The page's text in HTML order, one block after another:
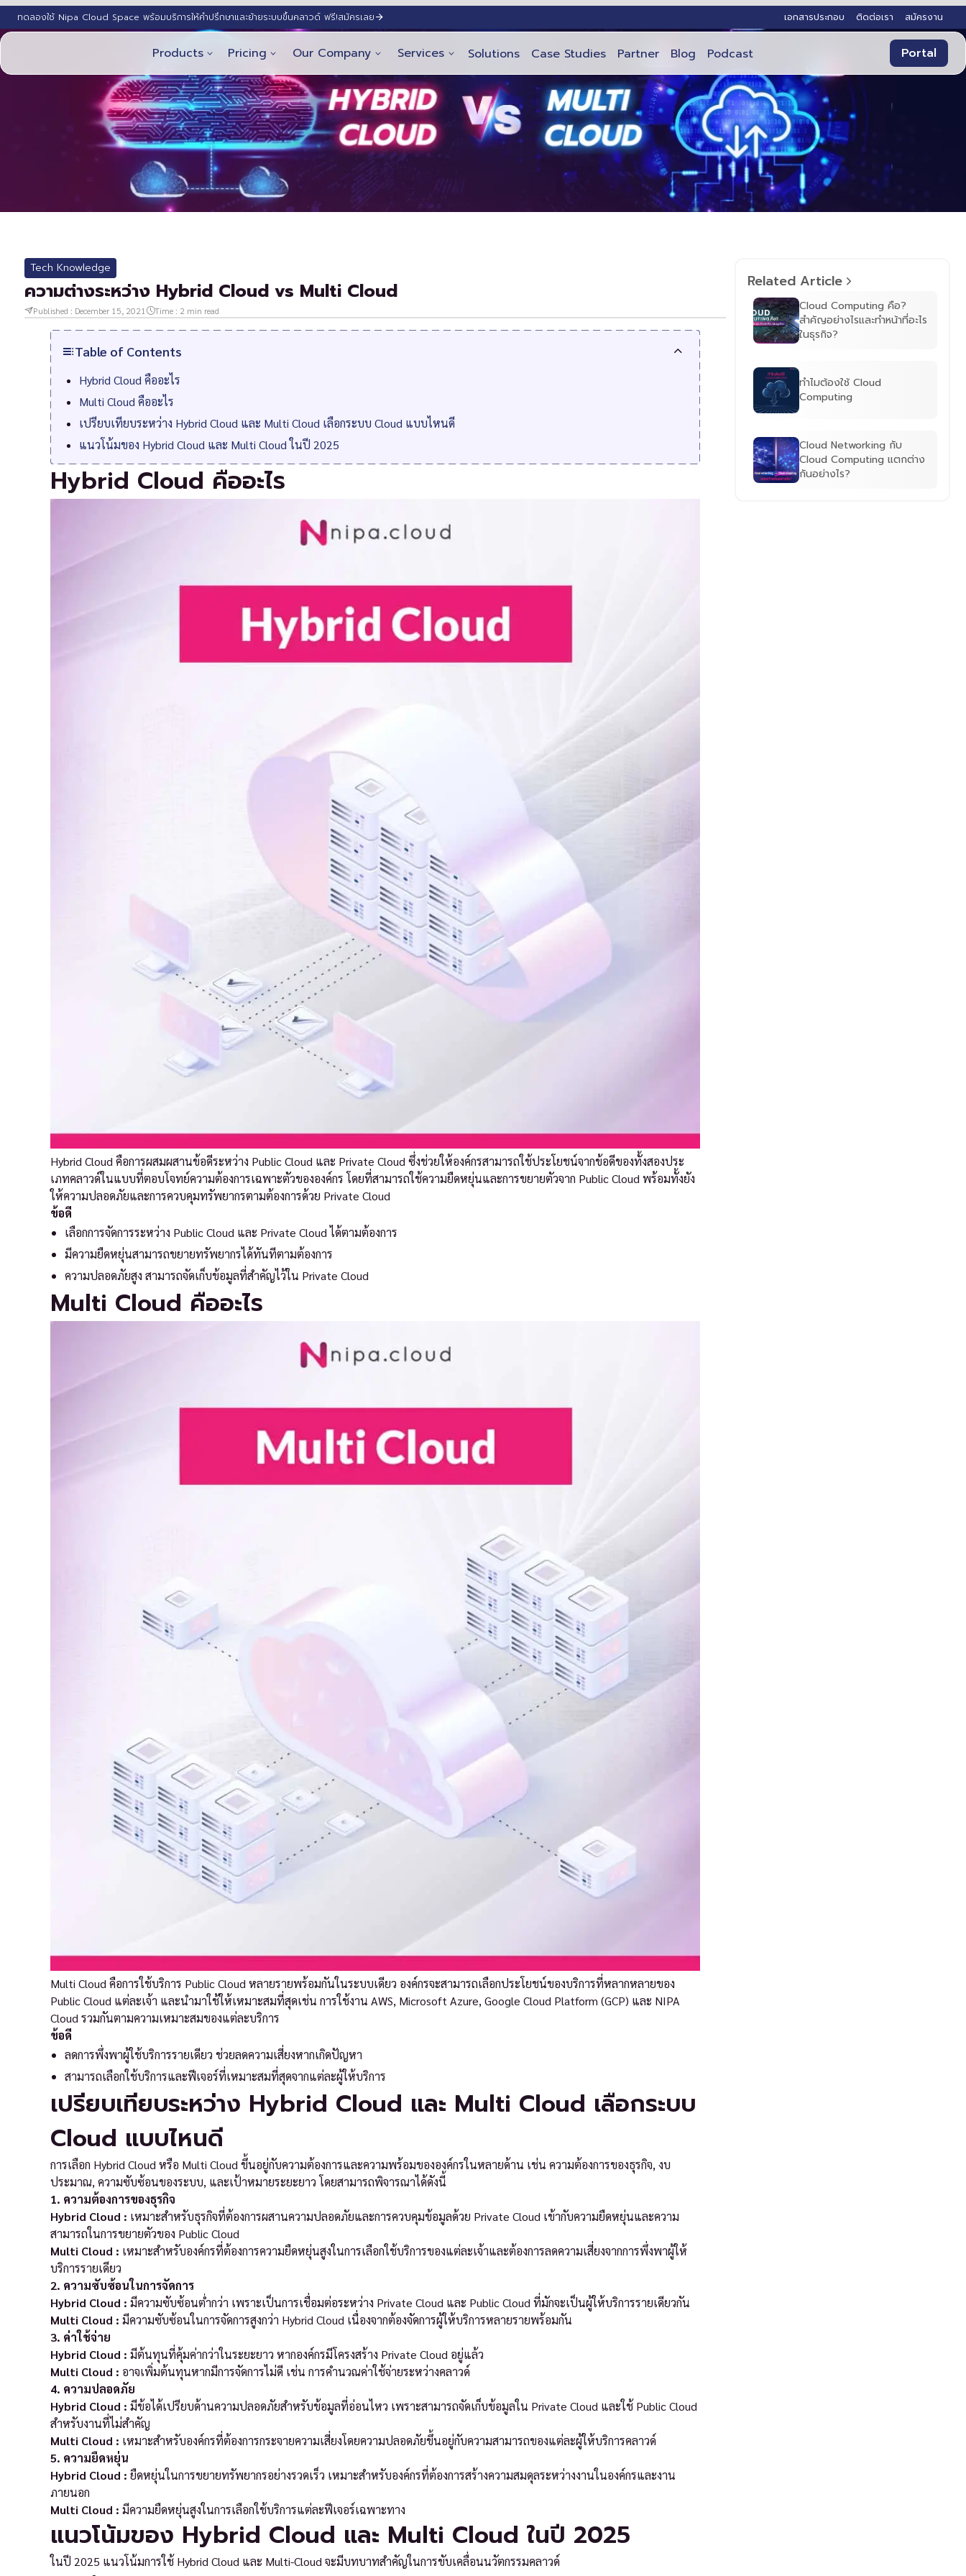
ทดลองใช้ Nipa Cloud Space พร้อมบริการให้คำปรึกษาและย้ายระบบขึ้นคลาวด์ ฟรี!สมัครเลย เอกสารประกอบ ติดต่อเรา สมัครงาน
Products Pricing Our Company Services Solutions Case Studies Partner Blog Podcast Portal
Tech Knowledge
ความต่างระหว่าง Hybrid Cloud vs Multi Cloud
Published : December 15, 2021 Time : 2 min read
Table of Contents
Hybrid Cloud คืออะไร
Multi Cloud คืออะไร
เปรียบเทียบระหว่าง Hybrid Cloud และ Multi Cloud เลือกระบบ Cloud แบบไหนดี
แนวโน้มของ Hybrid Cloud และ Multi Cloud ในปี 2025
Hybrid Cloud คืออะไร
Hybrid Cloud คือการผสมผสานข้อดีระหว่าง Public Cloud และ Private Cloud ซึ่งช่วยให้องค์กรสามารถใช้ประโยชน์จากข้อดีของทั้งสองประ
เภทคลาวด์ในแบบที่ตอบโจทย์ความต้องการเฉพาะตัวขององค์กร โดยที่สามารถใช้ความยืดหยุ่นและการขยายตัวจาก Public Cloud พร้อมทั้งยัง
ให้ความปลอดภัยและการควบคุมทรัพยากรตามต้องการด้วย Private Cloud
ข้อดี
เลือกการจัดการระหว่าง Public Cloud และ Private Cloud ได้ตามต้องการ
มีความยืดหยุ่นสามารถขยายทรัพยากรได้ทันทีตามต้องการ
ความปลอดภัยสูง สามารถจัดเก็บข้อมูลที่สำคัญไว้ใน Private Cloud
Multi Cloud คืออะไร
Multi Cloud คือการใช้บริการ Public Cloud หลายรายพร้อมกันในระบบเดียว องค์กรจะสามารถเลือกประโยชน์ของบริการที่หลากหลายของ
Public Cloud แต่ละเจ้า และนำมาใช้ให้เหมาะสมที่สุดเช่น การใช้งาน AWS, Microsoft Azure, Google Cloud Platform (GCP) และ NIPA
Cloud รวมกันตามความเหมาะสมของแต่ละบริการ
ข้อดี
ลดการพึ่งพาผู้ใช้บริการรายเดียว ช่วยลดความเสี่ยงหากเกิดปัญหา
สามารถเลือกใช้บริการและฟีเจอร์ที่เหมาะสมที่สุดจากแต่ละผู้ให้บริการ
เปรียบเทียบระหว่าง Hybrid Cloud และ Multi Cloud เลือกระบบ
Cloud แบบไหนดี
การเลือก Hybrid Cloud หรือ Multi Cloud ขึ้นอยู่กับความต้องการและความพร้อมขององค์กรในหลายด้าน เช่น ความต้องการของธุรกิจ, งบ
ประมาณ, ความซับซ้อนของระบบ, และเป้าหมายระยะยาว โดยสามารถพิจารณาได้ดังนี้
1. ความต้องการของธุรกิจ
Hybrid Cloud : เหมาะสำหรับธุรกิจที่ต้องการผสานความปลอดภัยและการควบคุมข้อมูลด้วย Private Cloud เข้ากับความยืดหยุ่นและความ
สามารถในการขยายตัวของ Public Cloud
Multi Cloud : เหมาะสำหรับองค์กรที่ต้องการความยืดหยุ่นสูงในการเลือกใช้บริการของแต่ละเจ้าและต้องการลดความเสี่ยงจากการพึ่งพาผู้ให้
บริการรายเดียว
2. ความซับซ้อนในการจัดการ
Hybrid Cloud : มีความซับซ้อนต่ำกว่า เพราะเป็นการเชื่อมต่อระหว่าง Private Cloud และ Public Cloud ที่มักจะเป็นผู้ให้บริการรายเดียวกัน
Multi Cloud : มีความซับซ้อนในการจัดการสูงกว่า Hybrid Cloud เนื่องจากต้องจัดการผู้ให้บริการหลายรายพร้อมกัน
3. ค่าใช้จ่าย
Hybrid Cloud : มีต้นทุนที่คุ้มค่ากว่าในระยะยาว หากองค์กรมีโครงสร้าง Private Cloud อยู่แล้ว
Multi Cloud : อาจเพิ่มต้นทุนหากมีการจัดการไม่ดี เช่น การคำนวณค่าใช้จ่ายระหว่างคลาวด์
4. ความปลอดภัย
Hybrid Cloud : มีข้อได้เปรียบด้านความปลอดภัยสำหรับข้อมูลที่อ่อนไหว เพราะสามารถจัดเก็บข้อมูลใน Private Cloud และใช้ Public Cloud
สำหรับงานที่ไม่สำคัญ
Multi Cloud : เหมาะสำหรับองค์กรที่ต้องการกระจายความเสี่ยงโดยความปลอดภัยขึ้นอยู่กับความสามารถของแต่ละผู้ให้บริการคลาวด์
5. ความยืดหยุ่น
Hybrid Cloud : ยืดหยุ่นในการขยายทรัพยากรอย่างรวดเร็ว เหมาะสำหรับองค์กรที่ต้องการสร้างความสมดุลระหว่างงานในองค์กรและงาน
ภายนอก
Multi Cloud : มีความยืดหยุ่นสูงในการเลือกใช้บริการแต่ละฟีเจอร์เฉพาะทาง
แนวโน้มของ Hybrid Cloud และ Multi Cloud ในปี 2025
ในปี 2025 แนวโน้มการใช้ Hybrid Cloud และ Multi-Cloud จะมีบทบาทสำคัญในการขับเคลื่อนนวัตกรรมคลาวด์
Related Article
Cloud Computing คือ?
สำคัญอย่างไรและทำหน้าที่อะไร
ในธุรกิจ?
ทำไมต้องใช้ Cloud
Computing
Cloud Networking กับ
Cloud Computing แตกต่าง
กันอย่างไร?